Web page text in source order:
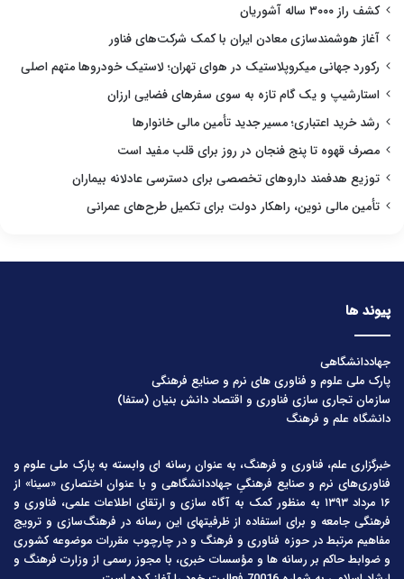
کشف راز ۳۰۰۰ ساله آشوریان
آغاز هوشمندسازی معادن ایران با کمک شرکت‌های فناور
رکورد جهانی میکروپلاستیک در هوای تهران؛ لاستیک خودروها متهم اصلی
استارشیپ و یک گام تازه به سوی سفرهای فضایی ارزان
رشد خرید اعتباری؛ مسیر جدید تأمین مالی خانوارها
مصرف قهوه تا پنج فنجان در روز برای قلب مفید است
توزیع هدفمند داروهای تخصصی برای دسترسی عادلانه بیماران
تأمین مالی نوین، راهکار دولت برای تکمیل طرح‌های عمرانی
پیوند ها
جهاددانشگاهی
پارک ملی علوم و فناوری های نرم و صنایع فرهنگی
سازمان تجاری سازی فناوری و اقتصاد دانش بنیان (ستفا)
دانشگاه علم و فرهنگ
خبرگزاری علم، فناوری و فرهنگ، به عنوان رسانه ای وابسته به پارک ملی علوم و
فناوری‌های نرم و صنایع فرهنگیِ جهاددانشگاهی و با عنوان اختصاری «سینا» از
۱۶ مرداد ۱۳۹۳ به منظور کمک به آگاه سازی و ارتقای اطلاعات علمی، فناوری و
فرهنگی جامعه و برای استفاده از ظرفیتهای این رسانه در فرهنگ‌سازی و ترویج
مفاهیم مرتبط در حوزه فناوری و فرهنگ و در چارچوب مقررات موضوعه کشوری
و ضوابط حاکم بر رسانه ها و مؤسسات خبری، با مجوز رسمی از وزارت فرهنگ و